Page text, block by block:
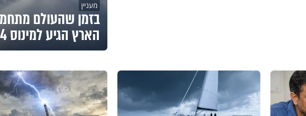
מעניין
בזמן שהעולם
הארץ הגיע למינוס 84 מעלות